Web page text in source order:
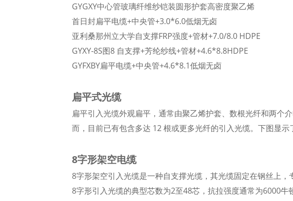
GYGXY中心管玻璃纤维纱铠装圆形护套高密度聚乙烯
首日封扁平电缆+中央管+3.0*6.0低烟无卤
亚利桑那州立大学自支撑FRP强度+管材+7.0/8.0 HDPE
GYXY-8S图8 自支撑+芳纶纱线+管材+4.6*8.8HDPE
GYFXBY扁平电缆+中央管+4.6*8.1低烟无卤
扁平式光缆
扁平引入光缆外观扁平，通常由聚乙烯护套、数根光纤和两个
而，目前已有包含多达 12 根或更多光纤的引入光缆。下图显示
8字形架空电缆
8字形架空引入光缆是一种自支撑光缆，其光缆固定在钢丝上
8字形引入光缆的典型芯数为2至48芯，抗拉强度通常为6000牛